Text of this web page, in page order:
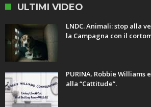
ULTIMI VIDEO
LNDC. Animali: stop alla
la Campagna con il
PURINA. Robbie Williams
alla “Cattitude”.